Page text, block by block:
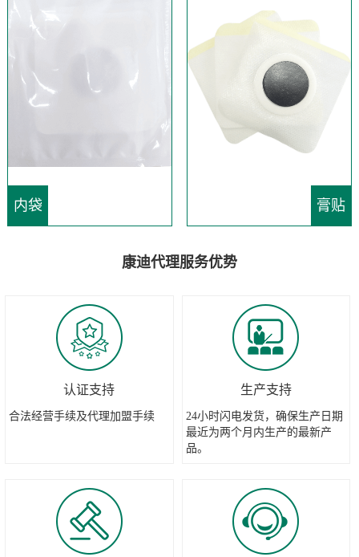
内袋 膏贴
康迪代理服务优势
认证支持
合法经营手续及代理加盟手续
生产支持
24小时闪电发货，确保生产日期
最近为两个月内生产的最新产
品。